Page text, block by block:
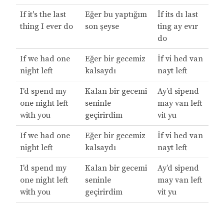
If it's the last
thing I ever do
Eğer bu yaptığım
son şeyse
İf its dı last
ting ay evır
do
If we had one
night left
Eğer bir gecemiz
kalsaydı
İf vi hed van
nayt left
I'd spend my
one night left
with you
Kalan bir gecemi
seninle
geçirirdim
Ay’d sipend
may van left
vit yu
If we had one
night left
Eğer bir gecemiz
kalsaydı
İf vi hed van
nayt left
I'd spend my
one night left
with you
Kalan bir gecemi
seninle
geçirirdim
Ay’d sipend
may van left
vit yu